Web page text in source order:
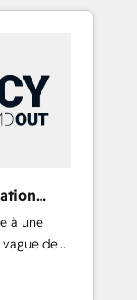
and
and
– with
We
à une
de
auront